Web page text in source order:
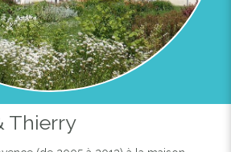
D'HÔTES DE CHARME EN ENTRE-
DEUX-MERS
Thierry